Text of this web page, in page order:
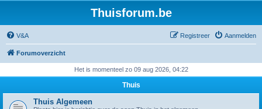
Thuisforum.be
V&A Aanmelden
Registreer
Forumoverzicht
Het is momenteel zo 09 aug 2026, 04:22
Thuis
Thuis Algemeen